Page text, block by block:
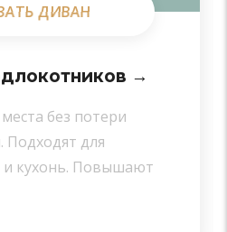
ДИВАН
ДИВАН
→
без потери
Подходят для
кухонь. Повышают